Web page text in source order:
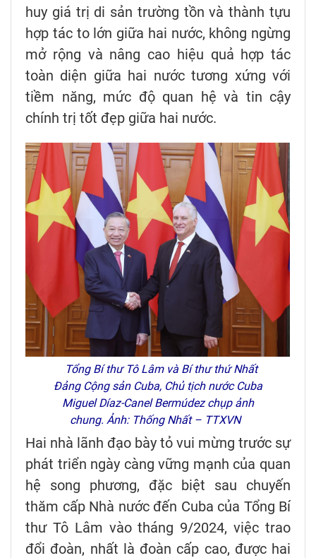
huy giá trị di sản trường tồn và thành tựu
hợp tác to lớn giữa hai nước, không ngừng
mở rộng và nâng cao hiệu quả hợp tác
toàn diện giữa hai nước tương xứng với
tiềm năng, mức độ quan hệ và tin cậy
chính trị tốt đẹp giữa hai nước.
Tổng Bí thư Tô Lâm và Bí thư thứ Nhất
Đảng Cộng sản Cuba, Chủ tịch nước Cuba
Miguel Díaz-Canel Bermúdez chụp ảnh
chung. Ảnh: Thống Nhất – TTXVN
Hai nhà lãnh đạo bày tỏ vui mừng trước sự
phát triển ngày càng vững mạnh của quan
hệ song phương, đặc biệt sau chuyến
thăm cấp Nhà nước đến Cuba của Tổng Bí
thư Tô Lâm vào tháng 9/2024, việc trao
đổi đoàn, nhất là đoàn cấp cao, được hai